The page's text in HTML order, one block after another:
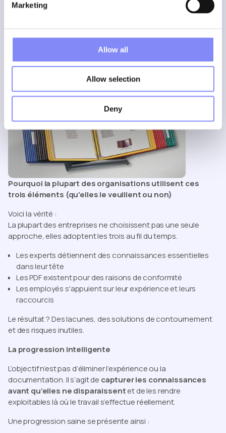
Marketing
Allow all
Allow selection
Deny
Pourquoi la plupart des organisations utilisent ces
trois éléments (qu'elles le veuillent ou non)
Voici la vérité :
La plupart des entreprises ne choisissentpas une seule
approche, elles adoptent les trois au fil du temps.
Les experts détiennent des connaissances essentielles
dans leur tête
Les PDF existent pour des raisons de conformité
Les employés s'appuient sur leur expérience et leurs
raccourcis
Le résultat ? Des lacunes, des solutions de contournement
et des risques inutiles.
La progression intelligente
L’objectif n’est pas d’éliminer l’expérience ou la
documentation. Il s’agit de capturer les connaissances
avant qu’elles ne disparaissentet de les rendre
exploitables là où le travail s’effectue réellement.
Une progression saine se présente ainsi :